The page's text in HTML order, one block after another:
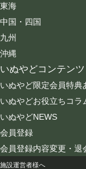
東海
中国・四国
九州
沖縄
いぬやどコンテンツ
いぬやど限定会員特典
いぬやどお役立ちコラ
いぬやどNEWS
会員登録
会員登録内容変更・退
会社情報
施設運営者様へ